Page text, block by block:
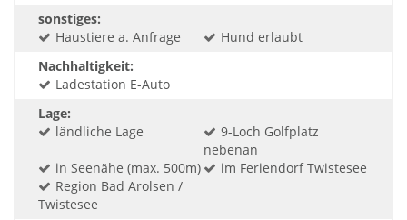
sonstiges:
Haustiere a. Anfrage
Hund erlaubt
Nachhaltigkeit:
Ladestation E-Auto
Lage:
ländliche Lage
9-Loch Golfplatz
nebenan
in Seenähe (max. 500m)
im Feriendorf Twistesee
Region Bad Arolsen /
Twistesee